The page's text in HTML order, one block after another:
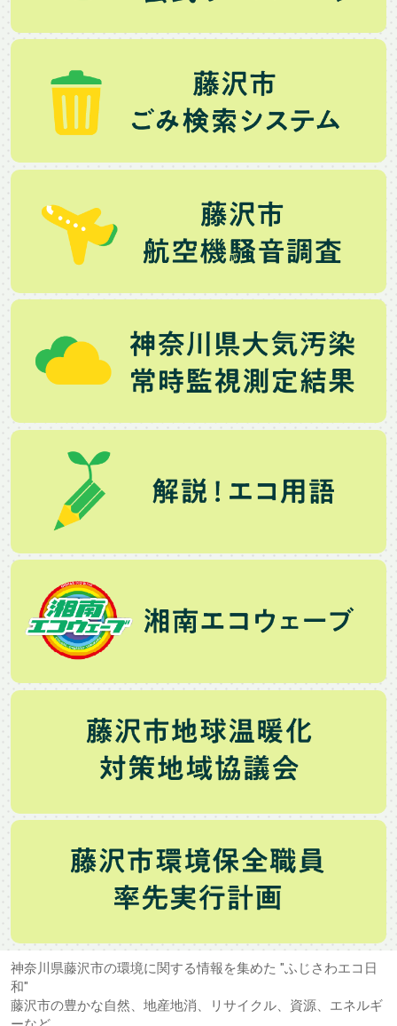
神奈川県藤沢市の環境に関する情報を集めた "ふじさわエコ日
和"
藤沢市の豊かな自然、地産地消、リサイクル、資源、エネルギ